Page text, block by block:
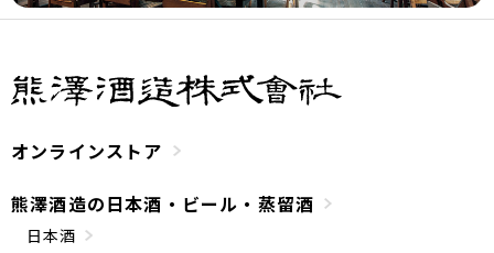
オンラインストア
熊澤酒造の日本酒・ビール・蒸留酒
日本酒